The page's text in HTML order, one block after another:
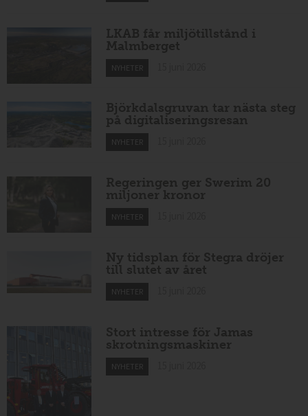
LKAB får miljötillstånd i
Malmberget
NYHETER
Björkdalsgruvan tar nästa steg
på digitaliseringsresan
NYHETER
Regeringen ger Swerim 20
miljoner kronor
NYHETER
Ny tidsplan för Stegra dröjer
till slutet av året
NYHETER
Stort intresse för Jamas
skrotningsmaskiner
NYHETER